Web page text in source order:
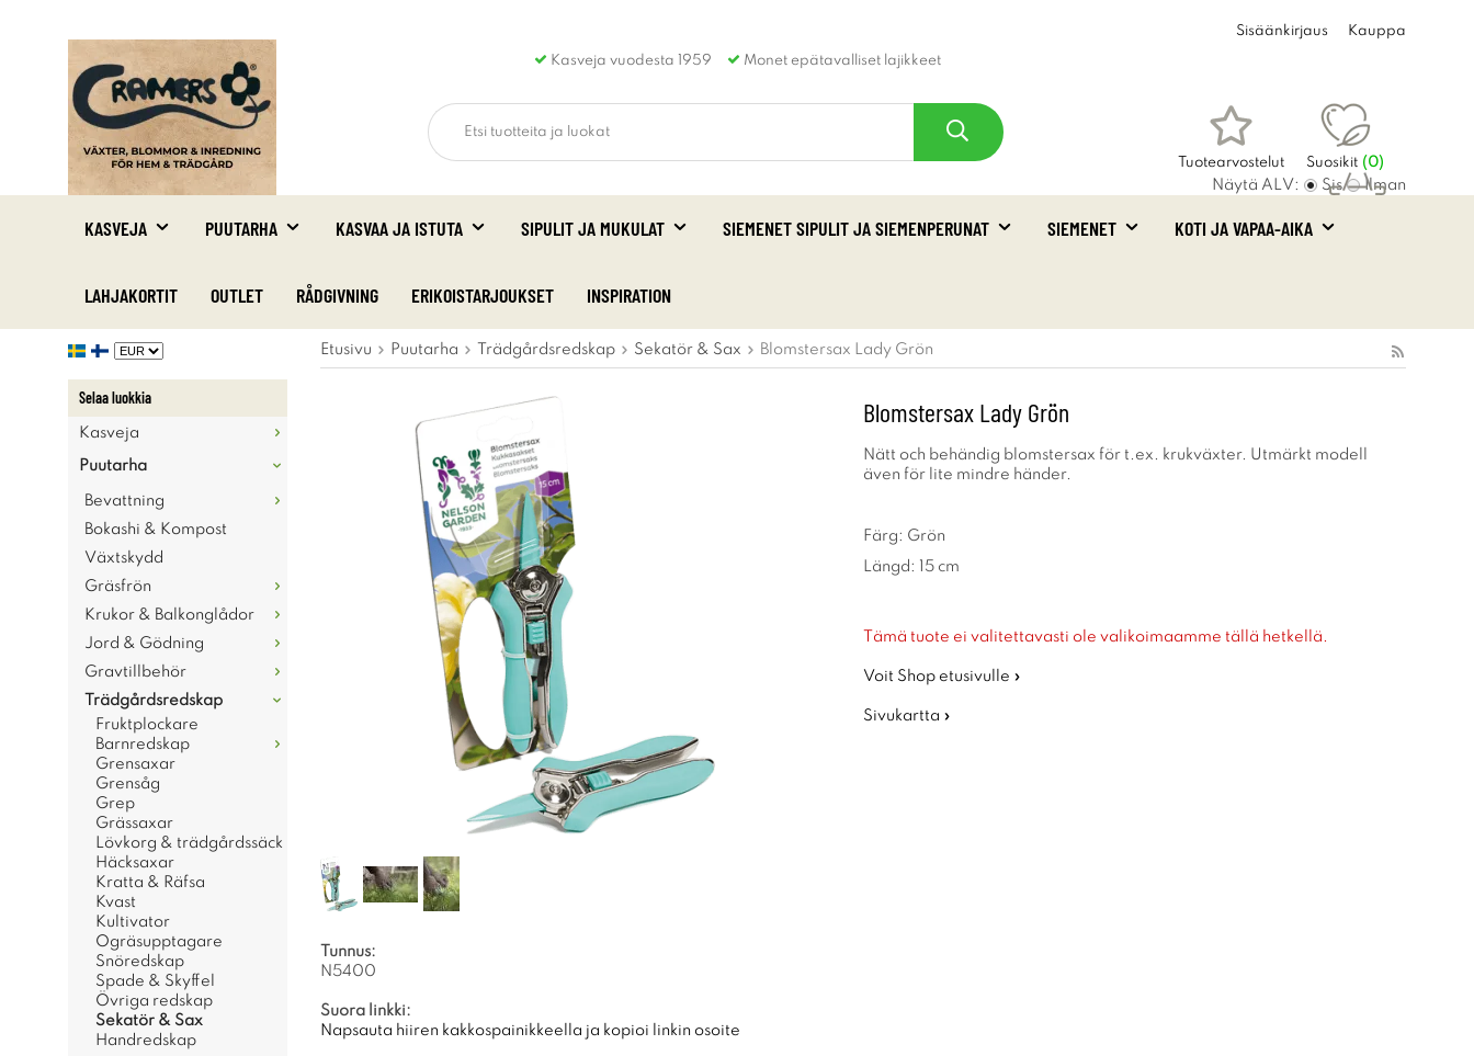
Kasveja vuodesta 1959 Monet epätavalliset lajikkeet
Sisäänkirjaus Kauppa
Tuotearvostelut Suosikit (0)
Ostoskori
Näytä ALV: Sis Ilman
KASVEJA PUUTARHA KASVAA JA ISTUTA SIPULIT JA MUKULAT SIEMENET SIPULIT JA SIEMENPERUNAT SIEMENET KOTI JA VAPAA-AIKA
LAHJAKORTIT OUTLET RÅDGIVNING ERIKOISTARJOUKSET INSPIRATION
Selaa luokkia
Kasveja
Puutarha
Bevattning
Bokashi & Kompost
Växtskydd
Gräsfrön
Krukor & Balkonglådor
Jord & Gödning
Gravtillbehör
Trädgårdsredskap
Fruktplockare
Barnredskap
Grensaxar
Grensåg
Grep
Grässaxar
Lövkorg & trädgårdssäck
Häcksaxar
Kratta & Räfsa
Kvast
Kultivator
Ogräsupptagare
Snöredskap
Spade & Skyffel
Övriga redskap
Sekatör & Sax
Handredskap
Etusivu Puutarha Trädgårdsredskap Sekatör & Sax Blomstersax Lady Grön
Blomstersax Lady Grön
Nätt och behändig blomstersax för t.ex. krukväxter. Utmärkt modell
även för lite mindre händer.
Färg: Grön
Längd: 15 cm
Tämä tuote ei valitettavasti ole valikoimaamme tällä hetkellä.
Voit Shop etusivulle »
Sivukartta »
Tunnus:
N5400
Suora linkki:
Napsauta hiiren kakkospainikkeella ja kopioi linkin osoite